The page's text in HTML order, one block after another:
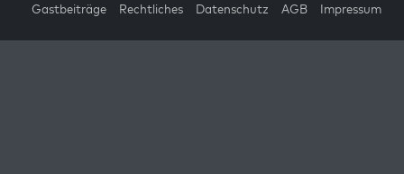
Gastbeiträge Rechtliches Datenschutz AGB Impressum